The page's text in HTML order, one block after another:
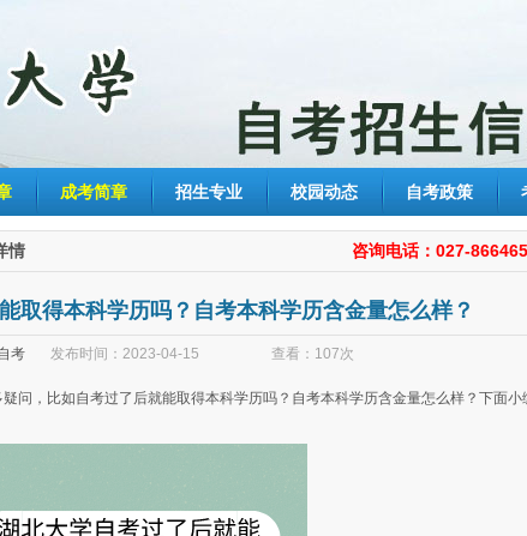
成考简章 招生专业 校园动态 自考政策
咨询电话：027-
情
取得本科学历吗？自考本科学历含金量怎么样？
考 发布时间：2023-04-15 查看：107次
疑问，比如自考过了后就能取得本科学历吗？自考本科学历含金量怎么样？下面小